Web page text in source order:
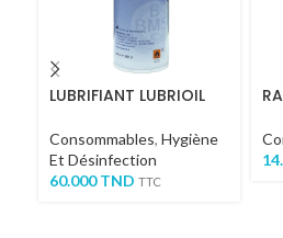
LUBRIFIANT LUBRIOIL
Consommables, Hygiène
Et Désinfection
60.000TND TTC